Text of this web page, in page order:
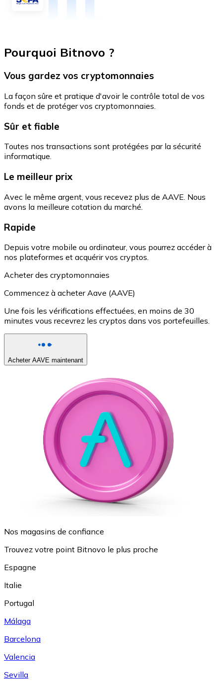
Pourquoi Bitnovo ?
Vous gardez vos cryptomonnaies
La façon sûre et pratique d'avoir le contrôle total de vos
fonds et de protéger vos cryptomonnaies.
Sûr et fiable
Toutes nos transactions sont protégées par la sécurité
informatique.
Le meilleur prix
Avec le même argent, vous recevez plus de AAVE. Nous
avons la meilleure cotation du marché.
Rapide
Depuis votre mobile ou ordinateur, vous pourrez accéder à
nos plateformes et acquérir vos cryptos.
Acheter des cryptomonnaies
Commencez à acheter Aave (AAVE)
Une fois les vérifications effectuées, en moins de 30
minutes vous recevrez les cryptos dans vos portefeuilles.
Acheter AAVE maintenant
Nos magasins de confiance
Trouvez votre point Bitnovo le plus proche
Espagne
Italie
Portugal
Málaga
Barcelona
Valencia
Sevilla